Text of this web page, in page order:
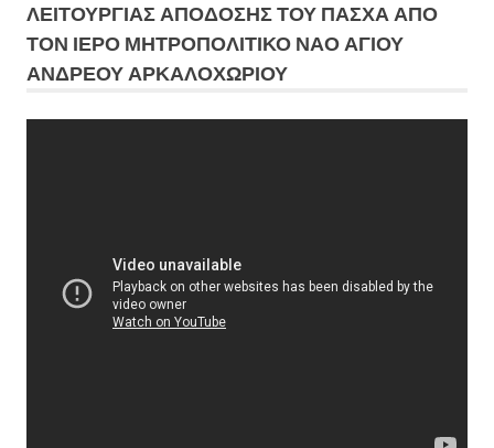
ΛΕΙΤΟΥΡΓΙΑΣ ΑΠΟΔΟΣΗΣ ΤΟΥ ΠΑΣΧΑ ΑΠΟ
ΤΟΝ ΙΕΡΟ ΜΗΤΡΟΠΟΛΙΤΙΚΟ ΝΑΟ ΑΓΙΟΥ
ΑΝΔΡΕΟΥ ΑΡΚΑΛΟΧΩΡΙΟΥ